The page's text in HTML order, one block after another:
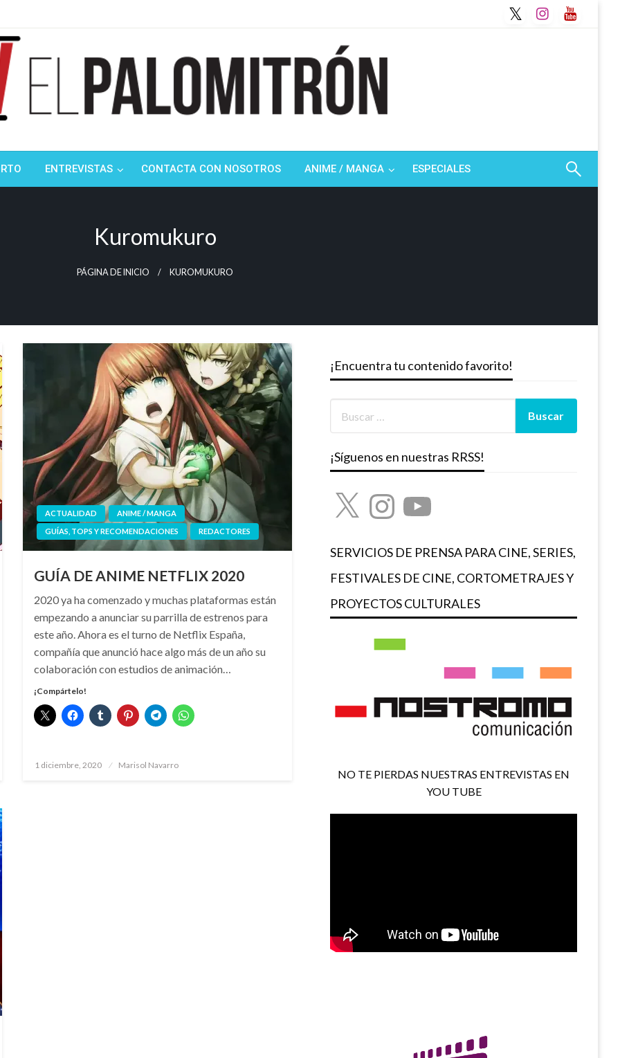
ENTREVISTAS CONTACTA CON NOSOTROS ANIME / MANGA ESPECIALES
Kuromukuro
PÁGINA DE INICIO KUROMUKURO
ACTUALIDAD
ANIME / MANGA
GUÍAS, TOPS Y RECOMENDACIONES
REDACTORES
GUÍA DE ANIME NETFLIX 2020
2020 ya ha comenzado y muchas plataformas están
empezando a anunciar su parrilla de estrenos para
este año. Ahora es el turno de Netflix España,
compañía que anunció hace algo más de un año su
colaboración con estudios de animación…
¡Compártelo!
Publicado
1 diciembre, 2020 Marisol Navarro
¡Encuentra tu contenido favorito!
¡Síguenos en nuestras RRSS!
X InstagramYouTube
SERVICIOS DE PRENSA PARA CINE, SERIES,
FESTIVALES DE CINE, CORTOMETRAJES Y
PROYECTOS CULTURALES
NO TE PIERDAS NUESTRAS ENTREVISTAS EN
YOU TUBE